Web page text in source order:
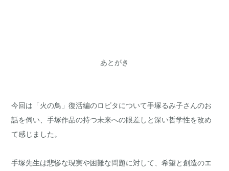
あとがき
今回は「火の鳥」復活編のロビタについて手塚るみ子さんのお
話を伺い、手塚作品の持つ未来への眼差しと深い哲学性を改め
て感じました。
手塚先生は悲惨な現実や困難な問題に対して、希望と創造のエ